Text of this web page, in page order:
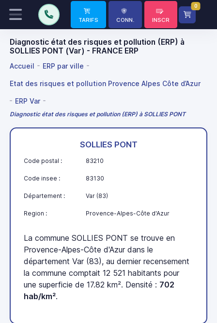
TARIFS CONN. INSCR
0
Diagnostic état des risques et pollution (ERP) à
SOLLIES PONT (Var) - FRANCE ERP
Accueil ERP par ville
Etat des risques et pollution Provence Alpes Côte d’Azur
ERP Var
Diagnostic état des risques et pollution (ERP) à SOLLIES PONT
SOLLIES PONT
Code postal : 83210
Code insee : 83130
Département : Var (83)
Region : Provence-Alpes-Côte d'Azur
La commune SOLLIES PONT se trouve en
Provence-Alpes-Côte d'Azur dans le
département Var (83), au dernier recensement
la commune comptait 12 521 habitants pour
une superficie de 17.82 km². Densité : 702
hab/km².